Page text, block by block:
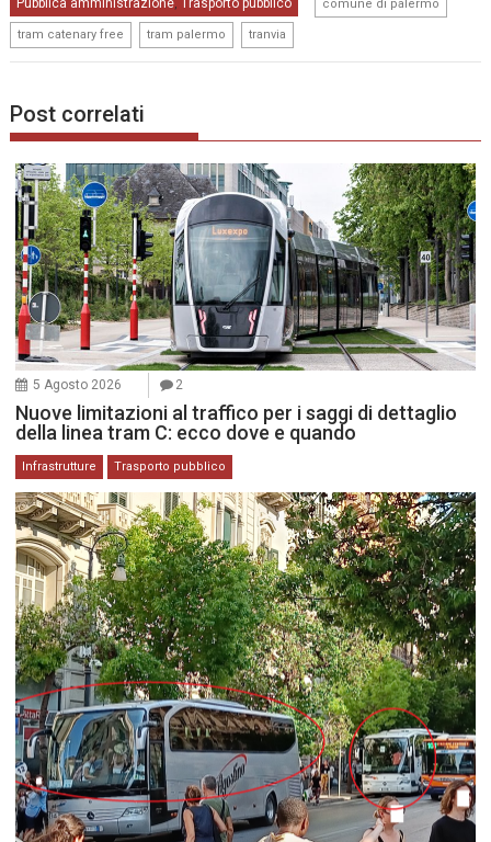
Pubblica amministrazione, Trasporto pubblico comune di palermo
tram catenary free tram palermo tranvia
Post correlati
5 Agosto 2026 2
Nuove limitazioni al traffico per i saggi di dettaglio
della linea tram C: ecco dove e quando
Infrastrutture Trasporto pubblico